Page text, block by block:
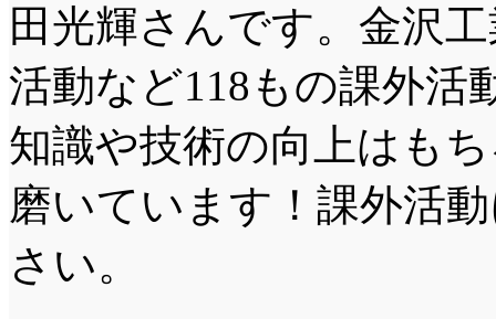
田光輝さんです。金沢
活動など118もの課外活
知識や技術の向上はも
磨いています！課外活
さい。